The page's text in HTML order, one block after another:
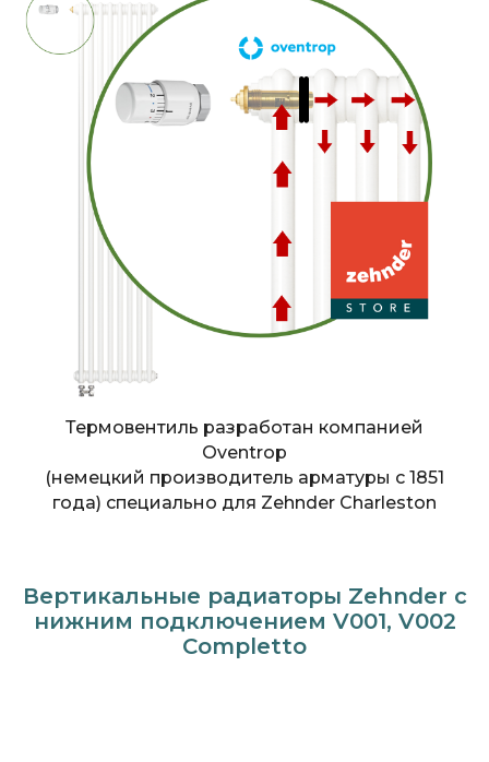
Термовентиль разработан компанией
Oventrop
(немецкий производитель арматуры с 1851
года) специально для Zehnder Charleston
Вертикальные радиаторы Zehnder с
нижним подключением V001, V002
Completto